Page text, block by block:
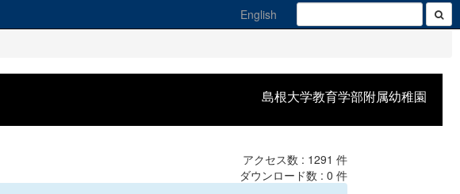
English
島根大学教育学部附属幼稚園
アクセス数 : 1291 件
ダウンロード数 : 0 件